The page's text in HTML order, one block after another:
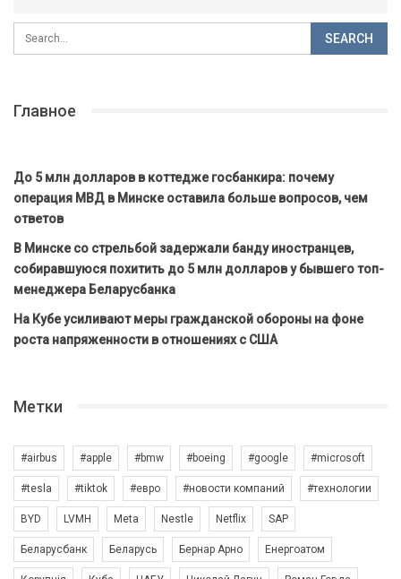
Главное
До 5 млн долларов в коттедже госбанкира: почему
операция МВД в Минске оставила больше вопросов, чем
ответов
В Минске со стрельбой задержали банду иностранцев,
собиравшуюся похитить до 5 млн долларов у бывшего топ-
менеджера Беларусбанка
На Кубе усиливают меры гражданской обороны на фоне
роста напряженности в отношениях с США
Метки
#airbus #apple #bmw #boeing #google #microsoft
#tesla #tiktok #евро #новости компаний #технологии
BYD LVMH Meta Nestle Netflix SAP
Беларусбанк Беларусь Бернар Арно Енергоатом